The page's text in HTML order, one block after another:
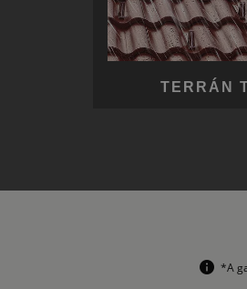
TERRÁN
*A